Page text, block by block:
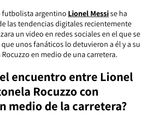
futbolista argentino Lionel Messise ha
las tendencias digitales recientemente
un video en redes sociales en el que se
unos fanáticos lo detuvieron a él y a su
en medio de una carretera.
encuentro entre Lionel
Rocuzzo con
medio de la carretera?